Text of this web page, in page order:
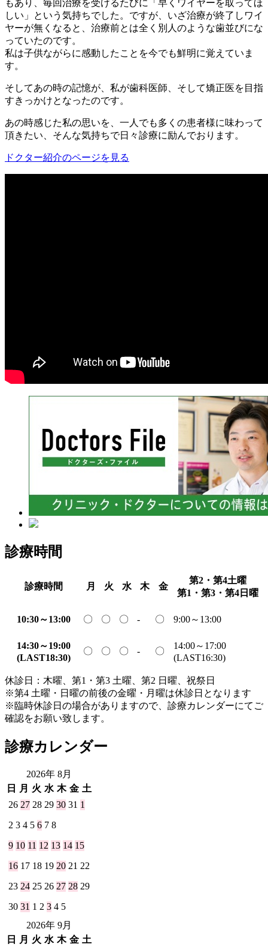
もあり、毎回治療を受けるたびに「早くワイヤーを取ってほ
しい」という気持ちでした。ですが、いざ治療が終了しワイ
ヤーが無くなると、治療前とは全く別人のような歯並びにな
っていたのです。
私は子供ながらに感動したことを今でも鮮明に覚えていま
す。
そしてあの時の記憶が、私が歯科医師、そして矯正医を目指
すきっかけとなったのです。
あの時感じた私の思いを、一人でも多くの患者様に味わって
頂きたい、そんな気持ちで日々診療に励んでおります。
ドクター紹介のページを見る
診療時間
診療時間 月 火 水 木 金
第2・第4土曜
第1・第3・第4日曜
10:30～13:00 〇 〇 〇 - 〇 9:00～13:00
14:30～19:00
(LAST18:30)
〇 〇 〇 - 〇
14:00～17:00
(LAST16:30)
休診日：木曜、第1・第3 土曜、第2 日曜、祝祭日
※第4 土曜・日曜の前後の金曜・月曜は休診日となります
※臨時休診日の場合がありますので、診療カレンダーにてご
確認をお願い致します。
診療カレンダー
2026年 8月
日
月 火 水 木 金 土
26 27 28 29 30 31 1
2 3 4 5 6 7 8
9 10 11 12 13 14 15
16 17 18 19 20 21 22
23 24 25 26 27 28 29
30 31 1 2 3 4 5
2026年 9月
日
月 火 水 木 金 土